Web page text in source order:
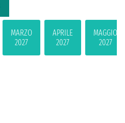
MARZO
2027
APRILE
2027
MAGGIO
2027